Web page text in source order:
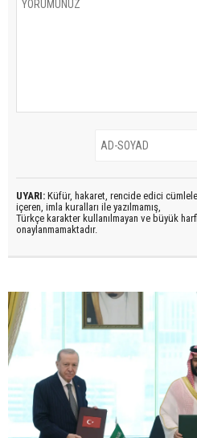
UYARI: Küfür, hakaret, rencide edici
içeren, imla kuralları ile yazılmamış,
Türkçe karakter kullanılmayan ve büyük
onaylanmamaktadır.